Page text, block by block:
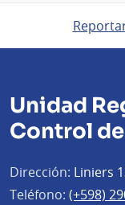
Unidad
Control
Dirección: Liniers
Teléfono: (+598)